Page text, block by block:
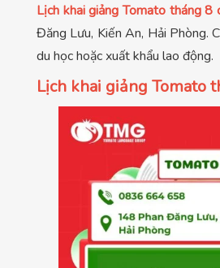
Lịch khai giảng Tomato tháng 8
Đăng Lưu, Kiến An, Hải Phòng.
du học hoặc xuất khẩu lao động.
Lịch khai giảng Tomato